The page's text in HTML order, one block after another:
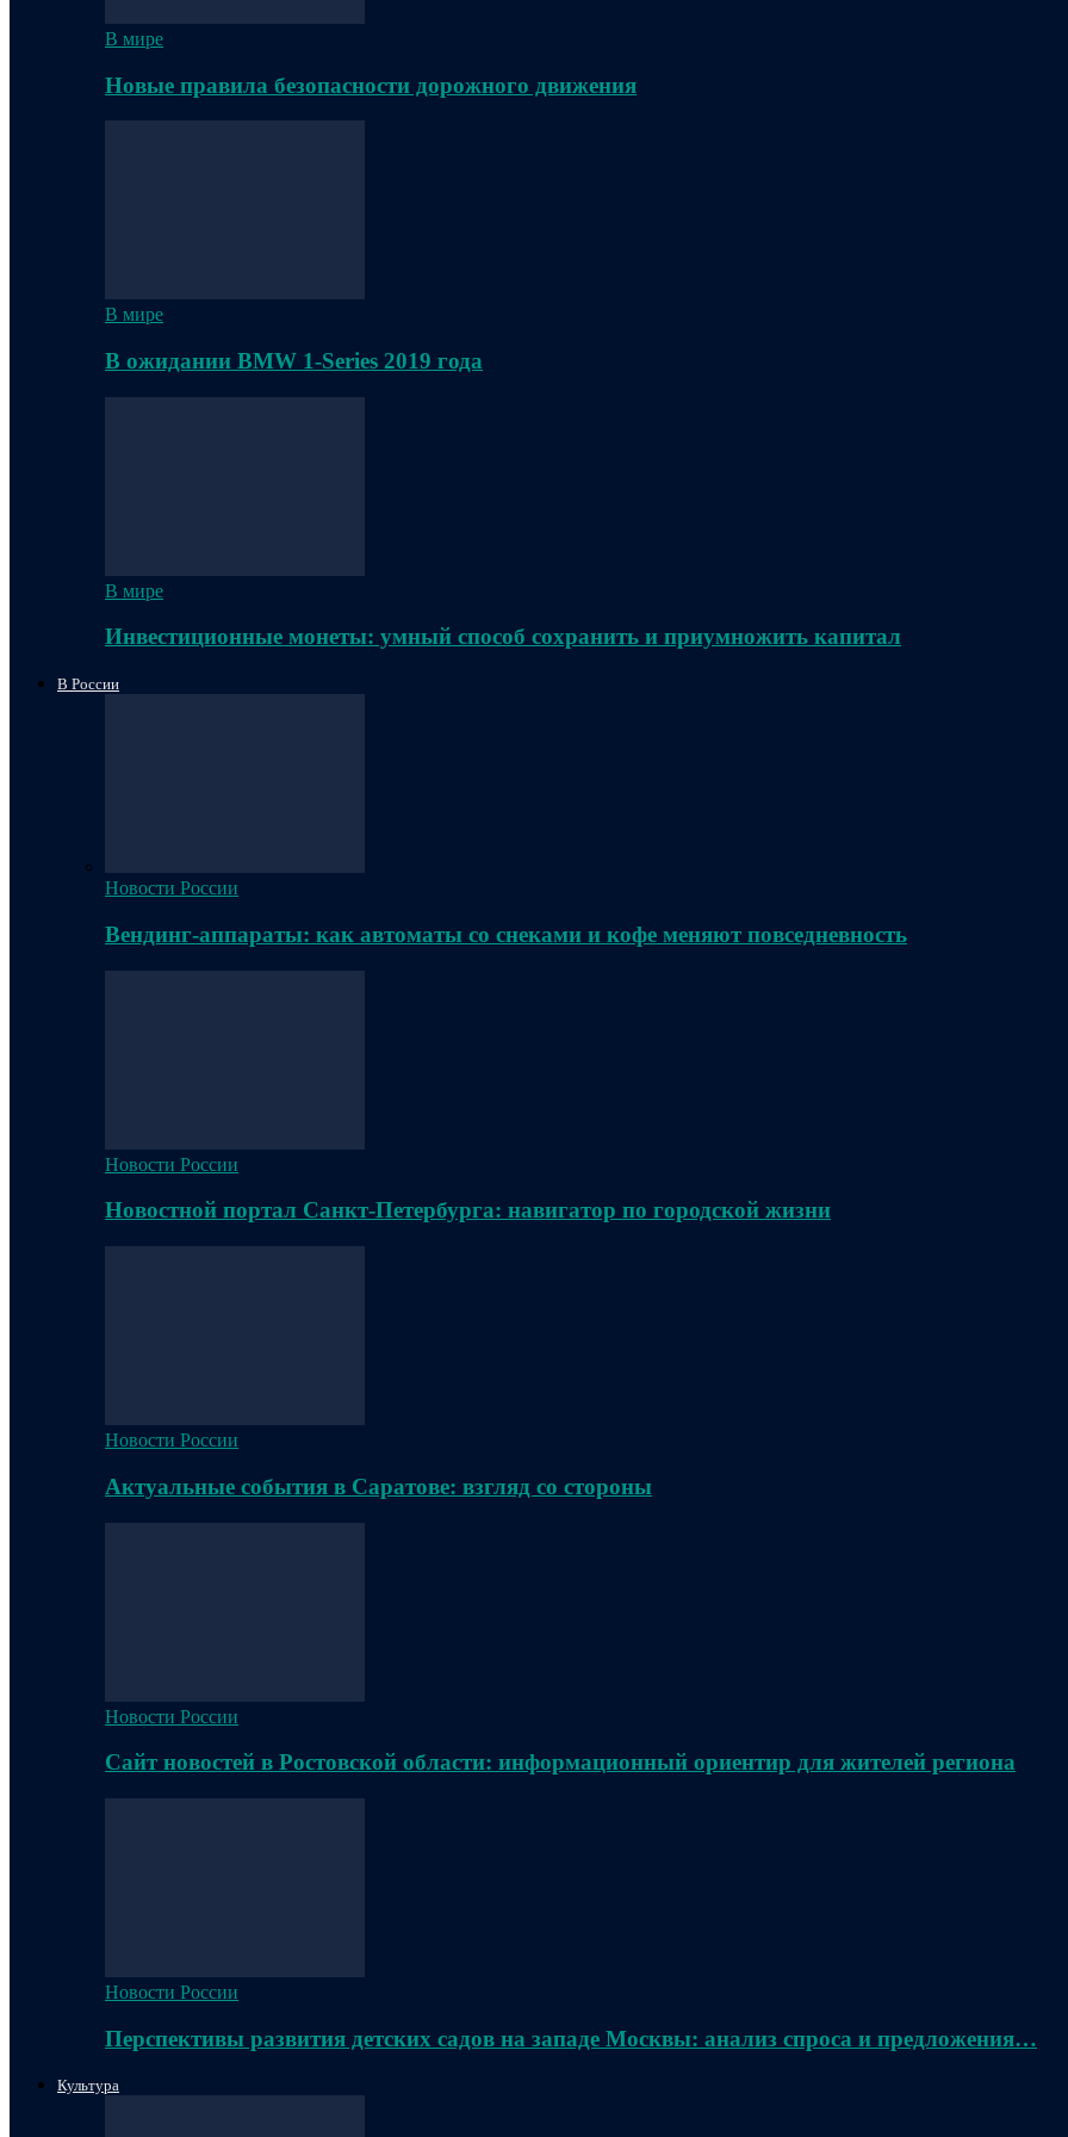
В мире
Новые правила безопасности дорожного движения
В мире
В ожидании BMW 1-Series 2019 года
В мире
Инвестиционные монеты: умный способ сохранить и приумножить капитал
В России
Новости России
Вендинг-аппараты: как автоматы со снеками и кофе меняют повседневность
Новости России
Новостной портал Санкт-Петербурга: навигатор по городской жизни
Новости России
Актуальные события в Саратове: взгляд со стороны
Новости России
Сайт новостей в Ростовской области: информационный ориентир для жителей региона
Новости России
Перспективы развития детских садов на западе Москвы: анализ спроса и предложения…
Культура